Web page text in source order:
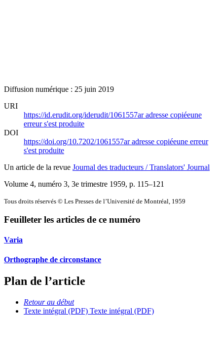
Diffusion numérique : 25 juin 2019
URI
https://id.erudit.org/iderudit/1061557aradresse copiéeune
erreur s'est produite
DOI
https://doi.org/10.7202/1061557aradresse copiéeune erreur
s'est produite
Un article de la revue Journal des traducteurs / Translators' Journal
Volume 4, numéro 3, 3e trimestre 1959, p. 115–121
Tous droits réservés © Les Presses de l’Université de Montréal, 1959
Feuilleter les articles de ce numéro
Varia
Orthographe de circonstance
Plan de l’article
Retour au début
Texte intégral (PDF) Texte intégral (PDF)